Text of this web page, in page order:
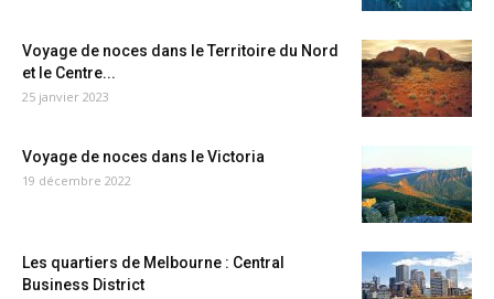
Voyage de noces dans le Territoire du Nord
et le Centre...
25 janvier 2023
Voyage de noces dans le Victoria
19 décembre 2022
Les quartiers de Melbourne : Central
Business District